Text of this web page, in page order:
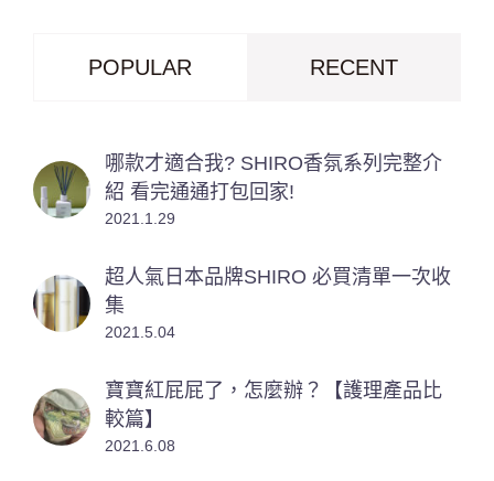
POPULAR RECENT
哪款才適合我? SHIRO香氛系列完整介
紹 看完通通打包回家!
2021.1.29
超人氣日本品牌SHIRO 必買清單一次收
集
2021.5.04
寶寶紅屁屁了，怎麼辦？【護理產品比
較篇】
2021.6.08